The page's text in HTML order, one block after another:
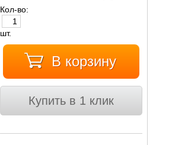
Кол-во:
шт.
В корзину
Купить в 1 клик